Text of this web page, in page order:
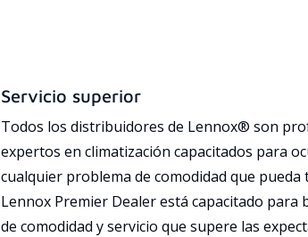
Servicio superior
Todos los distribuidores de Lennox® son
expertos en climatización capacitados para
cualquier problema de comodidad que pueda
Lennox Premier Dealer está capacitado para
de comodidad y servicio que supere las